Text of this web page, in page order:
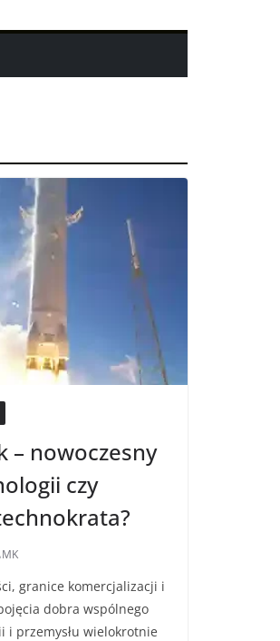
– nowoczesny
czy
MK
granice komercjalizacji i
dobra wspólnego
i przemysłu wielokrotnie